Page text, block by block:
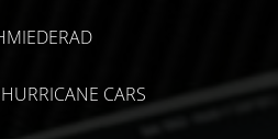
CARS